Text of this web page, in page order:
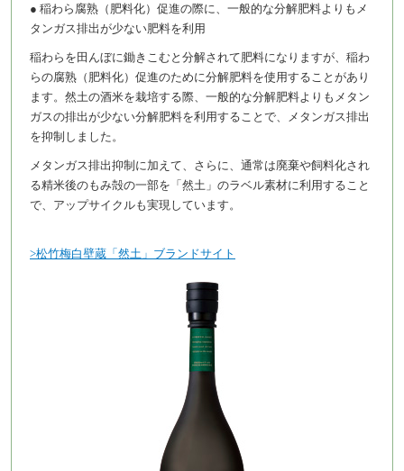
● 稲わら腐熟（肥料化）促進の際に、一般的な分解肥料よりもメ
タンガス排出が少ない肥料を利用
稲わらを田んぼに鋤きこむと分解されて肥料になりますが、稲わ
らの腐熟（肥料化）促進のために分解肥料を使用することがあり
ます。然土の酒米を栽培する際、一般的な分解肥料よりもメタン
ガスの排出が少ない分解肥料を利用することで、メタンガス排出
を抑制しました。
メタンガス排出抑制に加えて、さらに、通常は廃棄や飼料化され
る精米後のもみ殻の一部を「然土」のラベル素材に利用すること
で、アップサイクルも実現しています。
>松竹梅白壁蔵「然土」ブランドサイト